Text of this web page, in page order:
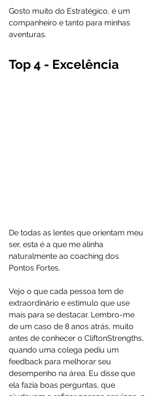
Gosto muito do Estratégico, é um
companheiro e tanto para minhas
aventuras.
Top 4 - Excelência
De todas as lentes que orientam meu
ser, esta é a que me alinha
naturalmente ao coaching dos
Pontos Fortes.
Vejo o que cada pessoa tem de
extraordinário e estimulo que use
mais para se destacar. Lembro-me
de um caso de 8 anos atrás, muito
antes de conhecer o CliftonStrengths,
quando uma colega pediu um
feedback para melhorar seu
desempenho na área. Eu disse que
ela fazia boas perguntas, que